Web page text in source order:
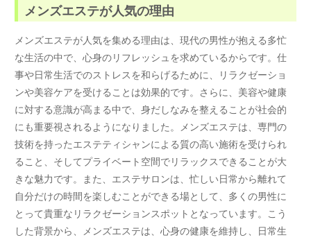
メンズエステが人気の理由
メンズエステが人気を集める理由は、現代の男性が抱える多忙
な生活の中で、心身のリフレッシュを求めているからです。仕
事や日常生活でのストレスを和らげるために、リラクゼーショ
ンや美容ケアを受けることは効果的です。さらに、美容や健康
に対する意識が高まる中で、身だしなみを整えることが社会的
にも重要視されるようになりました。メンズエステは、専門の
技術を持ったエステティシャンによる質の高い施術を受けられ
ること、そしてプライベート空間でリラックスできることが大
きな魅力です。また、エステサロンは、忙しい日常から離れて
自分だけの時間を楽しむことができる場として、多くの男性に
とって貴重なリラクゼーションスポットとなっています。こう
した背景から、メンズエステは、心身の健康を維持し、日常生